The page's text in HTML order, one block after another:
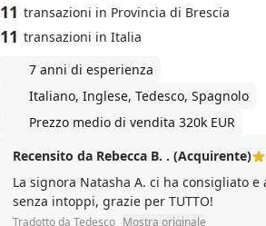
11 transazioni in Provincia di Brescia
11 transazioni in Italia
7 anni di esperienza
Italiano, Inglese, Tedesco, Spagnolo
Prezzo medio di vendita 320k EUR
Recensito da Rebecca B. . (Acquirente)
La signora Natasha A. ci ha consigliato
senza intoppi, grazie per TUTTO!
Tradotto da Tedesco Mostra originale